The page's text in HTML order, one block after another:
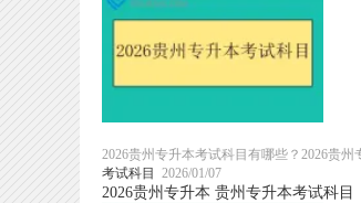
2026贵州专升本考试科目有哪些？2026贵
考试科目
2026/01/07
2026贵州专升本 贵州专升本考试科目